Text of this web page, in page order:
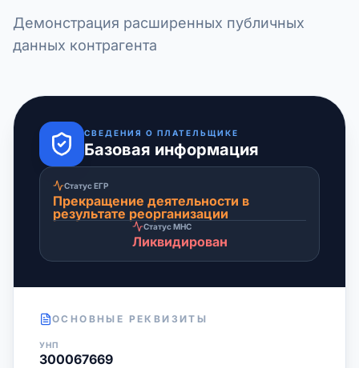
Демонстрация расширенных публичных
данных контрагента
СВЕДЕНИЯ О ПЛАТЕЛЬЩИКЕ
Базовая информация
Статус ЕГР
Прекращение деятельности в
результате реорганизации
Статус МНС
Ликвидирован
ОСНОВНЫЕ РЕКВИЗИТЫ
УНП
300067669